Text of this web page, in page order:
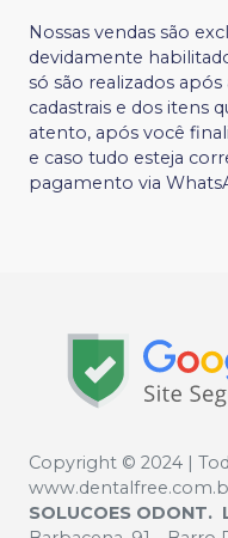
Nossas vendas são
devidamente
só são realizados
cadastrais e dos itens
atento, após você
e caso tudo esteja
pagamento via
Copyright © 2024 |
SOLUCOES ODONT.